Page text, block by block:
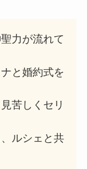
力が流れて
と婚約式を
苦しくセリ
ルシェと共